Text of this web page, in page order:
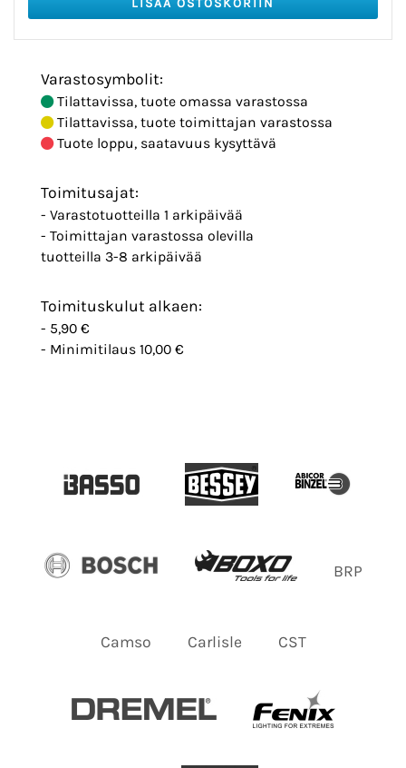
Varastosymbolit:
Tilattavissa, tuote omassa varastossa
Tilattavissa, tuote toimittajan varastossa
Tuote loppu, saatavuus kysyttävä
Toimitusajat:
- Varastotuotteilla 1 arkipäivää
- Toimittajan varastossa olevilla
tuotteilla 3-8 arkipäivää
Toimituskulut alkaen:
- 5,90 €
- Minimitilaus 10,00 €
BRP
Camso Carlisle CST